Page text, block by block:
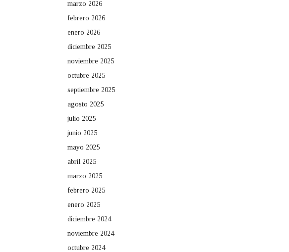
marzo 2026
febrero 2026
enero 2026
diciembre 2025
noviembre 2025
octubre 2025
septiembre 2025
agosto 2025
julio 2025
junio 2025
mayo 2025
abril 2025
marzo 2025
febrero 2025
enero 2025
diciembre 2024
noviembre 2024
octubre 2024